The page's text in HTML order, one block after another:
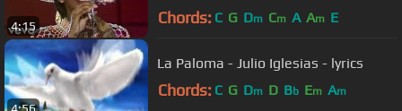
4:15 Chords: C G Dm Cm A Am E
La Paloma - Julio Iglesias - lyrics
Chords: C G Dm D Bb Em Am